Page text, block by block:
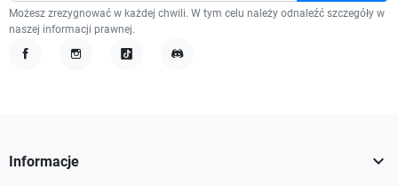
Możesz zrezygnować w każdej chwili. W tym celu należy odnaleźć szczegóły w
naszej informacji prawnej.
Informacje 